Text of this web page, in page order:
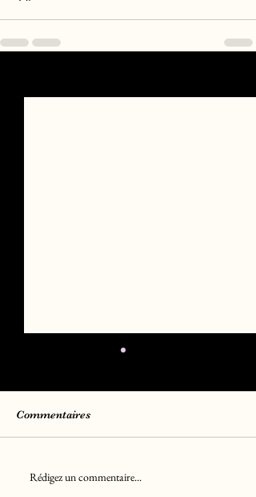
Chiots Berger Américain
Commentaires
Rédigez un commentaire...